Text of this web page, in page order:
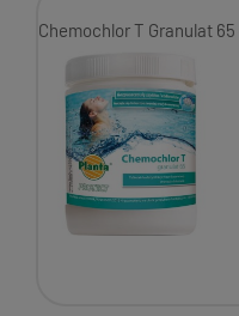
Chemochlor T Granulat